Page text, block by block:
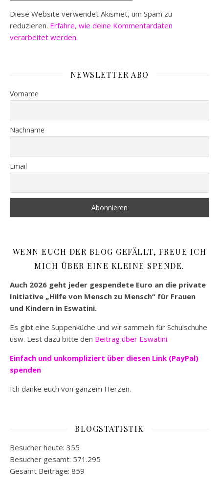
Diese Website verwendet Akismet, um Spam zu
reduzieren. Erfahre, wie deine Kommentardaten
verarbeitet werden.
NEWSLETTER ABO
Vorname
Nachname
Email
WENN EUCH DER BLOG GEFÄLLT, FREUE ICH
MICH ÜBER EINE KLEINE SPENDE.
Auch 2026 geht jeder gespendete Euro an die private
Initiative „Hilfe von Mensch zu Mensch“ für Frauen
und Kindern in Eswatini.
Es gibt eine Suppenküche und wir sammeln für Schulschuhe
usw. Lest dazu bitte den Beitrag über Eswatini.
Einfach und unkompliziert über diesen Link (PayPal)
spenden
Ich danke euch von ganzem Herzen.
BLOGSTATISTIK
Besucher heute: 355
Besucher gesamt: 571.295
Gesamt Beiträge: 859